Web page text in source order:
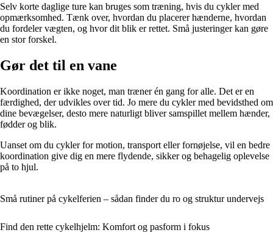
Selv korte daglige ture kan bruges som træning, hvis du cykler med
opmærksomhed. Tænk over, hvordan du placerer hænderne, hvordan
du fordeler vægten, og hvor dit blik er rettet. Små justeringer kan gøre
en stor forskel.
Gør det til en vane
Koordination er ikke noget, man træner én gang for alle. Det er en
færdighed, der udvikles over tid. Jo mere du cykler med bevidsthed om
dine bevægelser, desto mere naturligt bliver samspillet mellem hænder,
fødder og blik.
Uanset om du cykler for motion, transport eller fornøjelse, vil en bedre
koordination give dig en mere flydende, sikker og behagelig oplevelse
på to hjul.
Små rutiner på cykelferien – sådan finder du ro og struktur undervejs
Find den rette cykelhjelm: Komfort og pasform i fokus